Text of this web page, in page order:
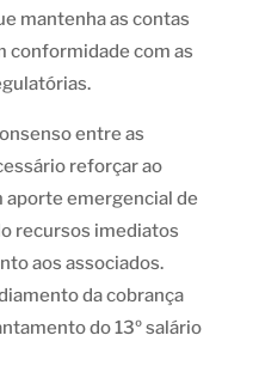
mantenha as contas
conformidade com as
entre as
reforçar ao
aporte emergencial de
recursos imediatos
aos associados.
da cobrança
do 13º salário